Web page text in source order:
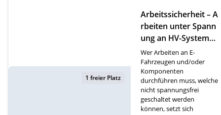
1 freier Platz
Arbeitssicherheit – A
rbeiten unter Spann
ung an HV-Systemen
(D)
Wer Arbeiten an E-
Fahrzeugen und/oder
Komponenten
durchführen muss, welche
nicht spannungsfrei
geschaltet werden
können, setzt sich